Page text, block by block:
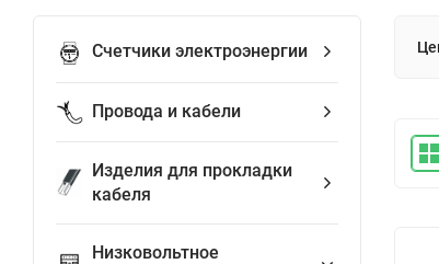
Счетчики электроэнергии
Провода и кабели
Изделия для прокладки
кабеля
Низковольтное